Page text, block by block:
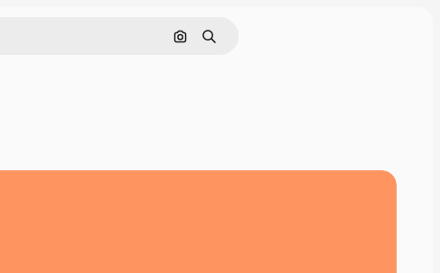
Pesquisar por imagem
Buscar